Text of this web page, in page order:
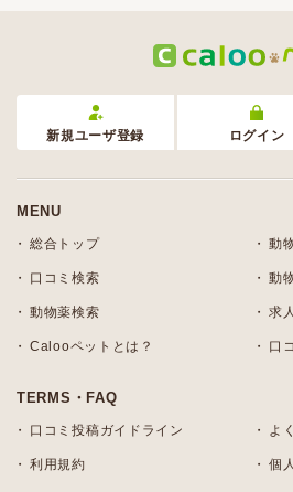
新規ユーザ登録 ログイン
MENU
総合トップ 動
口コミ検索 動
動物薬検索 求
Calooペットとは？ 口
TERMS・FAQ
口コミ投稿ガイドライン よ
利用規約 個